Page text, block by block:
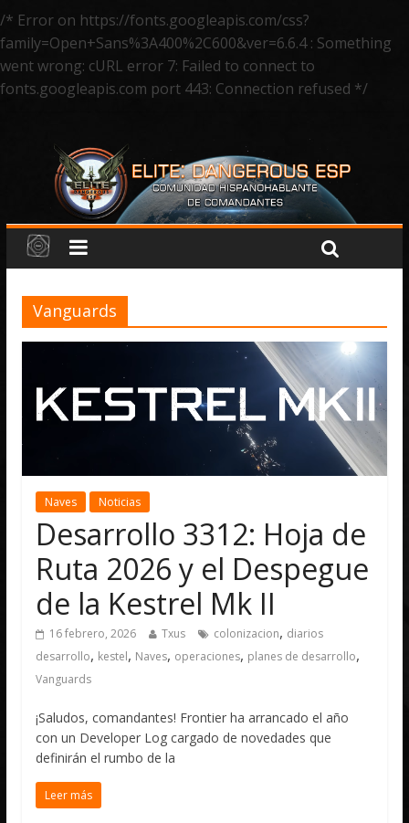
/* Error on https://fonts.googleapis.com/css?
family=Open+Sans%3A400%2C600&ver=6.6.4 : Something
went wrong: cURL error 7: Failed to connect to
fonts.googleapis.com port 443: Connection refused */
Vanguards
Naves Noticias
Desarrollo 3312: Hoja de
Ruta 2026 y el Despegue
de la Kestrel Mk II
16 febrero, 2026 Txus colonizacion, diarios
desarrollo, kestel, Naves, operaciones, planes de desarrollo,
Vanguards
¡Saludos, comandantes! Frontier ha arrancado el año
con un Developer Log cargado de novedades que
definirán el rumbo de la
Leer más